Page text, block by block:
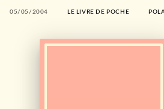
05/05/2004 LE LIVRE DE POCHE